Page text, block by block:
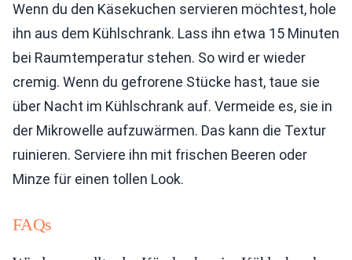
Wenn du den Käsekuchen servieren möchtest, hole
ihn aus dem Kühlschrank. Lass ihn etwa 15 Minuten
bei Raumtemperatur stehen. So wird er wieder
cremig. Wenn du gefrorene Stücke hast, taue sie
über Nacht im Kühlschrank auf. Vermeide es, sie in
der Mikrowelle aufzuwärmen. Das kann die Textur
ruinieren. Serviere ihn mit frischen Beeren oder
Minze für einen tollen Look.
FAQs